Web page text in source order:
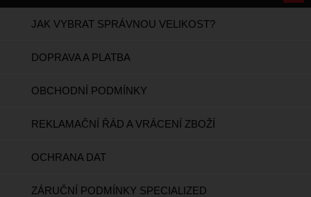
JAK VYBRAT SPRÁVNOU VELIKOST?
DOPRAVA A PLATBA
OBCHODNÍ PODMÍNKY
REKLAMAČNÍ ŘÁD A VRÁCENÍ ZBOŽÍ
OCHRANA DAT
ZÁRUČNÍ PODMÍNKY SPECIALIZED